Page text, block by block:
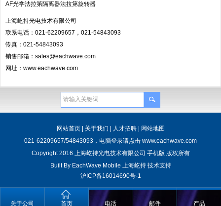
AF光学法拉第隔离器法拉第旋转器
上海屹持光电技术有限公司
联系电话：021-62209657，021-54843093
传真：021-54843093
销售邮箱：sales@eachwave.com
网址：www.eachwave.com
网站首页| 关于我们 人才招聘|
网站地图
021-62209657/54843093，电脑登录请点击 www.eachwave.com
Copyright 2016 上海屹持光电技术有限公司 手机版 版权所有
Built By EachWave Mobile 上海屹持技术支持
沪ICP备16014690号-1
关于公司 首页 电话 邮件 产品